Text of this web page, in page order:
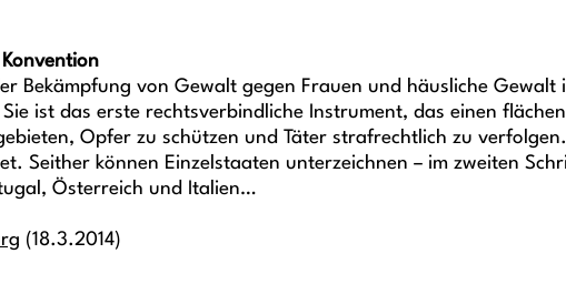
Bekämpfung von Gewalt gegen Frauen und häusliche
ist das erste rechtsverbindliche Instrument, das einen
Opfer zu schützen und Täter strafrechtlich zu
Seither können Einzelstaaten unterzeichnen – im zweiten
Österreich und Italien…
(18.3.2014)